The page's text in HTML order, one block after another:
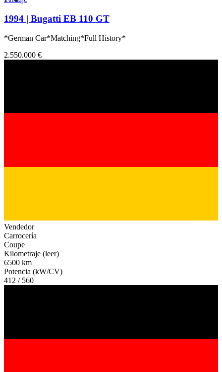
1994 | Bugatti EB 110 GT
*German Car*Matching*Full History*
2.550.000 €
Vendedor
Carrocería
Coupe
Kilometraje (leer)
6500 km
Potencia (kW/CV)
412 / 560